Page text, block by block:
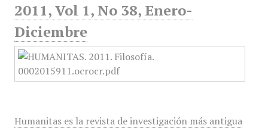
2011, Vol 1, No 38, Enero-
Diciembre
Humanitas es la revista de investigación más antigua